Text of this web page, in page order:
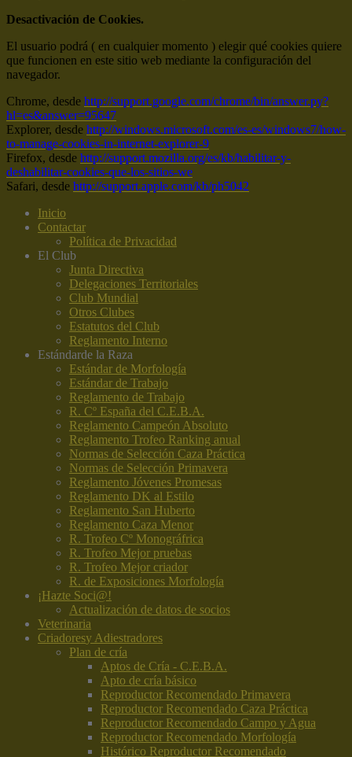
Desactivación de Cookies.
El usuario podrá ( en cualquier momento ) elegir qué cookies quiere
que funcionen en este sitio web mediante la configuración del
navegador.
Chrome, desde http://support.google.com/chrome/bin/answer.py?
hl=es&answer=95647
Explorer, desde http://windows.microsoft.com/es-es/windows7/how-
to-manage-cookies-in-internet-explorer-9
Firefox, desde http://support.mozilla.org/es/kb/habilitar-y-
deshabilitar-cookies-que-los-sitios-we
Safari, desde http://support.apple.com/kb/ph5042
Inicio
Contactar
Política de Privacidad
El Club
Junta Directiva
Delegaciones Territoriales
Club Mundial
Otros Clubes
Estatutos del Club
Reglamento Interno
Estándarde la Raza
Estándar de Morfología
Estándar de Trabajo
Reglamento de Trabajo
R. Cº España del C.E.B.A.
Reglamento Campeón Absoluto
Reglamento Trofeo Ranking anual
Normas de Selección Caza Práctica
Normas de Selección Primavera
Reglamento Jóvenes Promesas
Reglamento DK al Estilo
Reglamento San Huberto
Reglamento Caza Menor
R. Trofeo Cº Monográfrica
R. Trofeo Mejor pruebas
R. Trofeo Mejor criador
R. de Exposiciones Morfología
¡Hazte Soci@!
Actualización de datos de socios
Veterinaria
Criadoresy Adiestradores
Plan de cría
Aptos de Cría - C.E.B.A.
Apto de cría básico
Reproductor Recomendado Primavera
Reproductor Recomendado Caza Práctica
Reproductor Recomendado Campo y Agua
Reproductor Recomendado Morfología
Histórico Reproductor Recomendado